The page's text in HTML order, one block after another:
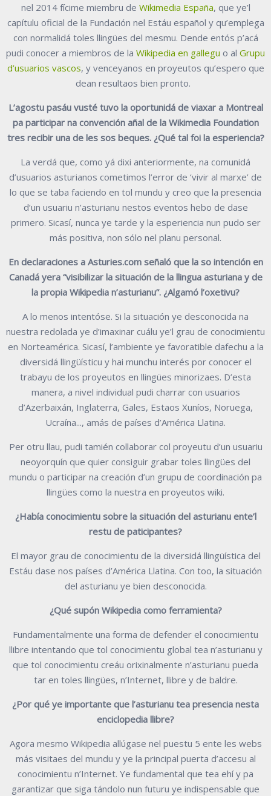
nel 2014 fícime miembru de Wikimedia España, que ye’l
capítulu oficial de la Fundación nel Estáu español y qu’emplega
con normalidá toles llingües del mesmu. Dende entós p’acá
pudi conocer a miembros de la Wikipedia en gallegu o al Grupu
d’usuarios vascos, y venceyanos en proyeutos qu’espero que
dean resultaos bien pronto.
L’agostu pasáu vusté tuvo la oportunidá de viaxar a Montreal
pa participar na convención añal de la Wikimedia Foundation
tres recibir una de les sos beques. ¿Qué tal foi la esperiencia?
La verdá que, como yá dixi anteriormente, na comunidá
d’usuarios asturianos cometimos l’error de ‘vivir al marxe’ de
lo que se taba faciendo en tol mundu y creo que la presencia
d’un usuariu n’asturianu nestos eventos hebo de dase
primero. Sicasí, nunca ye tarde y la esperiencia nun pudo ser
más positiva, non sólo nel planu personal.
En declaraciones a Asturies.com señaló que la so intención en
Canadá yera “visibilizar la situación de la llingua asturiana y de
la propia Wikipedia n’asturianu”. ¿Algamó l’oxetivu?
A lo menos intentóse. Si la situación ye desconocida na
nuestra redolada ye d’imaxinar cuálu ye’l grau de conocimientu
en Norteamérica. Sicasí, l’ambiente ye favoratible dafechu a la
diversidá llingüísticu y hai munchu interés por conocer el
trabayu de los proyeutos en llingües minorizaes. D’esta
manera, a nivel individual pudi charrar con usuarios
d’Azerbaixán, Inglaterra, Gales, Estaos Xuníos, Noruega,
Ucraína..., amás de países d’América Llatina.
Per otru llau, pudi tamién collaborar col proyeutu d’un usuariu
neoyorquín que quier consiguir grabar toles llingües del
mundu o participar na creación d’un grupu de coordinación pa
llingües como la nuestra en proyeutos wiki.
¿Había conocimientu sobre la situación del asturianu ente’l
restu de paticipantes?
El mayor grau de conocimientu de la diversidá llingüística del
Estáu dase nos países d’América Llatina. Con too, la situación
del asturianu ye bien desconocida.
¿Qué supón Wikipedia como ferramienta?
Fundamentalmente una forma de defender el conocimientu
llibre intentando que tol conocimientu global tea n’asturianu y
que tol conocimientu creáu orixinalmente n’asturianu pueda
tar en toles llingües, n’Internet, llibre y de baldre.
¿Por qué ye importante que l’asturianu tea presencia nesta
enciclopedia llibre?
Agora mesmo Wikipedia allúgase nel puestu 5 ente les webs
más visitaes del mundu y ye la principal puerta d’accesu al
conocimientu n’Internet. Ye fundamental que tea ehí y pa
garantizar que siga tándolo nun futuru ye indispensable que